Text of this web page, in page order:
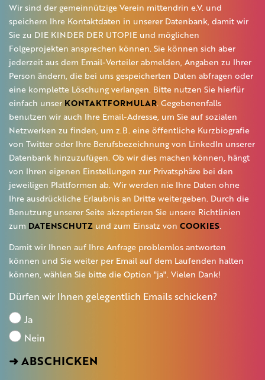
Wir sind der gemeinnützige Verein mittendrin e.V. und
speichern Ihre Kontaktdaten in unserer Datenbank, damit wir
Sie zu DIE KINDER DER UTOPIE und möglichen
Folgeprojekten ansprechen können. Sie können sich aber
jederzeit aus dem Email-Verteiler abmelden, Angaben zu Ihrer
Person ändern, die bei uns gespeicherten Daten abfragen oder
eine komplette Löschung verlangen. Bitte nutzen Sie hierfür
einfach unser KONTAKTFORMULAR. Gegebenenfalls
benutzen wir auch Ihre Email-Adresse, um Sie auf sozialen
Netzwerken zu finden, um z.B. eine öffentliche Kurzbiografie
von Twitter oder Ihre Berufsbezeichnung von LinkedIn unserer
Datenbank hinzuzufügen. Ob wir dies machen können, hängt
von Ihren eigenen Einstellungen zur Privatsphäre bei den
jeweiligen Plattformen ab. Wir werden nie Ihre Daten ohne
Ihre ausdrückliche Erlaubnis an Dritte weitergeben. Durch die
Benutzung unserer Seite akzeptieren Sie unsere Richtlinien
zum DATENSCHUTZ und zum Einsatz von COOKIES.
Damit wir Ihnen auf Ihre Anfrage problemlos antworten
können und Sie weiter per Email auf dem Laufenden halten
können, wählen Sie bitte die Option "ja". Vielen Dank!
Dürfen wir Ihnen gelegentlich Emails schicken?
Ja
Nein